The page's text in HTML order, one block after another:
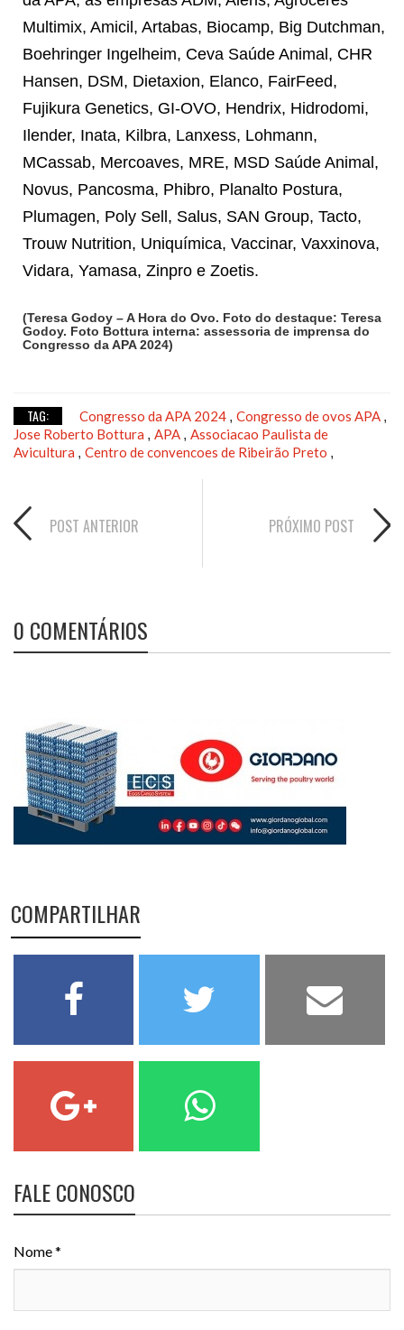
Multimix, Amicil, Artabas, Biocamp, Big Dutchman,
Boehringer Ingelheim, Ceva Saúde Animal, CHR
Hansen, DSM, Dietaxion, Elanco, FairFeed,
Fujikura Genetics, GI-OVO, Hendrix, Hidrodomi,
Ilender, Inata, Kilbra, Lanxess, Lohmann,
MCassab, Mercoaves, MRE, MSD Saúde Animal,
Novus, Pancosma, Phibro, Planalto Postura,
Plumagen, Poly Sell, Salus, SAN Group, Tacto,
Trouw Nutrition, Uniquímica, Vaccinar, Vaxxinova,
Vidara, Yamasa, Zinpro e Zoetis.
(Teresa Godoy – A Hora do Ovo. Foto do destaque: Teresa
Godoy. Foto Bottura interna: assessoria de imprensa do
Congresso da APA 2024)
TAG: Congresso da APA 2024 , Congresso de ovos APA ,
Jose Roberto Bottura , APA , Associacao Paulista de
Avicultura , Centro de convencoes de Ribeirão Preto ,
POST ANTERIOR PRÓXIMO POST
0 COMENTÁRIOS
COMPARTILHAR
FALE CONOSCO
Nome *